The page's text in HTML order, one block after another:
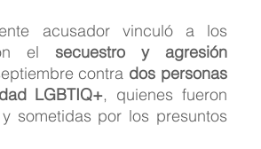
acusador vinculó a los
el secuestro y agresión
contra dos personas
LGBTIQ+, quienes fueron
sometidas por los presuntos